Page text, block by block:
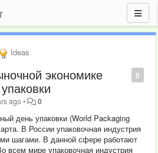
Ideas
0
экономике
ago• 0
день упаковки (World Packaging
В России упаковочная индустрия
шагами. В данной сфере работают
всем мире упаковочная индустрия